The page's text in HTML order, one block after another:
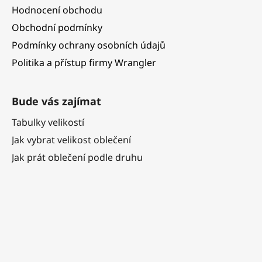
Hodnocení obchodu
Obchodní podmínky
Podmínky ochrany osobních údajů
Politika a přístup firmy Wrangler
Bude vás zajímat
Tabulky velikostí
Jak vybrat velikost oblečení
Jak prát oblečení podle druhu